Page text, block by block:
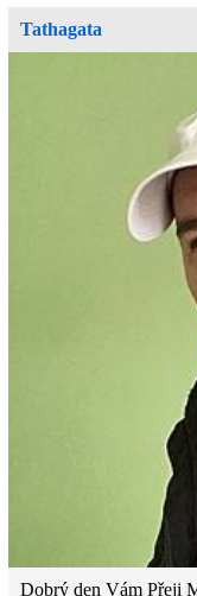
Tathagata
Dobrý den Vám Přeji